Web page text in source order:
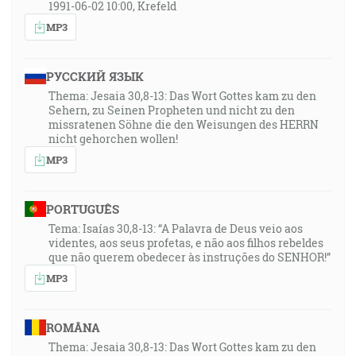
zviedli v blud, keby bolo možné, aj vyvolených. [Mt
24:24]
35:06
A oni mu povedali: Prečo sa učeníci Jánovi často
postia a modlia a podobne aj učeníci farizeov, a tvoji
jedia a pijú? A on im povedal: Či môžete rozkázať
svadobníkom, kým je s nimi ženích, aby sa postili? Ale
prijdú dni, a keď bude odňatý od nich ženích, potom
36:13
Ten, ktorý má nevestu, je ženích, a priateľ ženíchov,
ktorý tam stojí a čuje ho, veľmi sa raduje pre hlas
ženícha. Nuž táto moja radosť sa splnila. [Jn 3:29]
36:36
A zase som počul ako hlas mnohého zástupu a jako
1991-06-02 10:00, Krefeld
MP3
РУССКИЙ ЯЗЫК
Thema: Jesaia 30,8-13: Das Wort Gottes kam zu den
Sehern, zu Seinen Propheten und nicht zu den
missratenen Söhne die den Weisungen des HERRN
nicht gehorchen wollen!
MP3
PORTUGUÊS
Tema: Isaías 30,8-13: “A Palavra de Deus veio aos
videntes, aos seus profetas, e não aos filhos rebeldes
que não querem obedecer às instruções do SENHOR!”
MP3
ROMÂNA
Thema: Jesaia 30,8-13: Das Wort Gottes kam zu den